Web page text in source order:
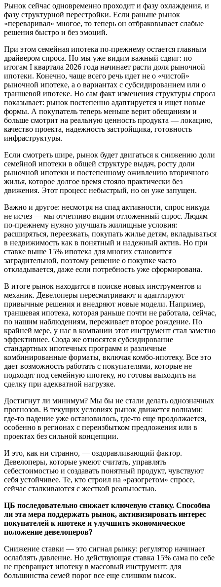
Рынок сейчас одновременно проходит и фазу охлаждения, и
фазу структурной перестройки. Если раньше рынок
«переваривал» многое, то теперь он отбраковывает слабые
решения быстро и без эмоций.
При этом семейная ипотека по-прежнему остается главным
драйвером спроса. Но мы уже видим важный сдвиг: по
итогам I квартала 2026 года начинает расти доля рыночной
ипотеки. Конечно, чаще всего речь идет не о «чистой»
рыночной ипотеке, а о вариантах с субсидированием или о
траншевой ипотеке. Но сам факт изменения структуры спроса
показывает: рынок постепенно адаптируется и ищет новые
формы. А покупатель теперь меньше верит обещаниям и
больше смотрит на реальную ценность продукта — локацию,
качество проекта, надежность застройщика, готовность
инфраструктуры.
Если смотреть шире, рынок будет двигаться к снижению доли
семейной ипотеки в общей структуре выдач, росту доли
рыночной ипотеки и постепенному оживлению вторичного
жилья, которое долгое время стояло практически без
движения. Этот процесс небыстрый, но он уже запущен.
Важно и другое: несмотря на спад активности, спрос никуда
не исчез — мы отчетливо видим отложенный спрос. Людям
по-прежнему нужно улучшать жилищные условия:
расширяться, переезжать, покупать жилье детям, вкладываться
в недвижимость как в понятный и надежный актив. Но при
ставке выше 15% ипотека для многих становится
заградительной, поэтому решение о покупке часто
откладывается, даже если потребность уже сформирована.
В итоге рынок находится в поиске новых инструментов и
механик. Девелоперы пересматривают и адаптируют
привычные решения и внедряют новые модели. Например,
траншевая ипотека, которая раньше почти не работала, сейчас,
по нашим наблюдениям, переживает второе рождение. По
крайней мере, у нас в компании этот инструмент стал заметно
эффективнее. Сюда же относятся субсидирование
стандартных ипотечных программ и различные
комбинированные форматы, включая комбо-ипотеку. Все это
дает возможность работать с покупателями, которые не
подходят под семейную ипотеку, но готовы выходить на
сделку при адекватной нагрузке.
Достигнут ли минимум? Мы бы не стали делать однозначных
прогнозов. В текущих условиях рынок движется волнами:
где-то падение уже остановилось, где-то еще продолжается,
особенно в регионах с переизбытком предложения или в
проектах без сильной концепции.
И это, как ни странно, — оздоравливающий фактор.
Девелоперы, которые умеют считать, управлять
себестоимостью и создавать понятный продукт, чувствуют
себя устойчивее. Те, кто строил на «разогретом» спросе,
сейчас сталкиваются с жесткой реальностью.
ЦБ последовательно снижает ключевую ставку. Способна
ли эта мера поддержать рынок, активизировать интерес
покупателей к ипотеке и улучшить экономическое
положение девелоперов?
Снижение ставки — это сигнал рынку: регулятор начинает
ослаблять давление. Но действующая ставка 15% сама по себе
не превращает ипотеку в массовый инструмент: для
большинства семей порог все еще слишком высок.